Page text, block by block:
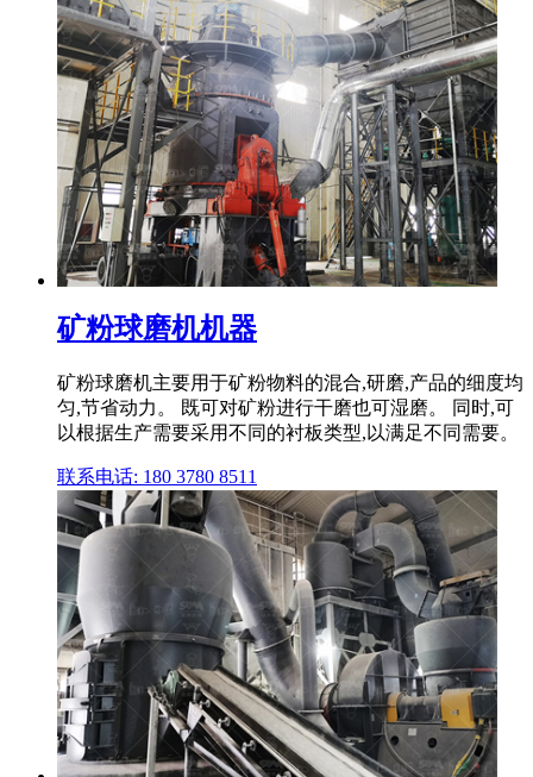
矿粉球磨机机器
矿粉球磨机主要用于矿粉物料的混合,研磨,产品的细度均
匀,节省动力。 既可对矿粉进行干磨也可湿磨。 同时,可
以根据生产需要采用不同的衬板类型,以满足不同需要。
联系电话: 180 3780 8511